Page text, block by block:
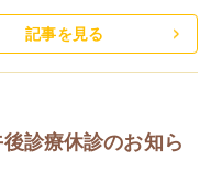
記事を見る
診療休診のお知ら